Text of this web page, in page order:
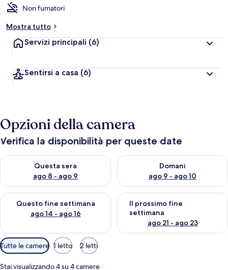
Non fumatori
Mostra tutto
Servizi principali (6)
Sentirsi a casa (6)
Opzioni della camera
Verifica la disponibilità per queste date
Questa sera
ago 8 - ago 9
Verifica la disponibilità per questa sera, ago 8 - ago 9
Domani
ago 9 - ago 10
Verifica la disponibilità per
Questo fine settimana
ago 14 - ago 16
Verifica la disponibilità per questo fine settimana, ago 14 -
Il prossimo fine
settimana
ago 21 - ago 23
Verifica la disponibilità per il
Filtri
disponibili
per
Tutte le camere 1 letto 2 letti
Stai visualizzando 4 su 4 camere